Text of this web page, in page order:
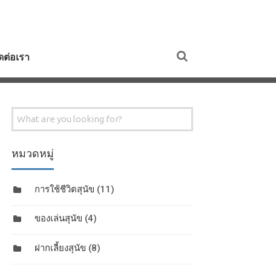
อเรา
Search
หมวดหมู่
การใช้ชีวิตสุนัข (11)
ของเล่นสุนัข (4)
ฝากเลี้ยงสุนัข (8)